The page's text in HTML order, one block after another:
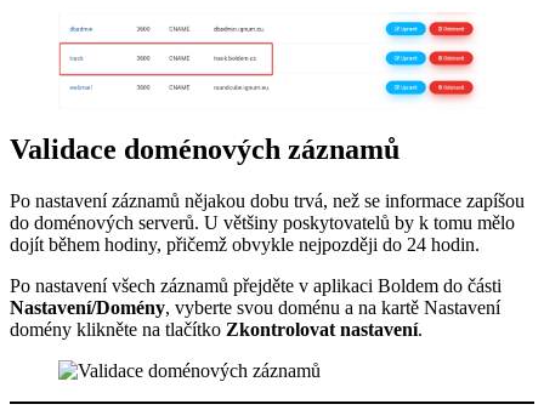
Validace doménových záznamů
Po nastavení záznamů nějakou dobu trvá, než se informace zapíšou
do doménových serverů. U většiny poskytovatelů by k tomu mělo
dojít během hodiny, přičemž obvykle nejpozději do 24 hodin.
Po nastavení všech záznamů přejděte v aplikaci Boldem do části
Nastavení/Domény, vyberte svou doménu a na kartě Nastavení
domény klikněte na tlačítko Zkontrolovat nastavení.